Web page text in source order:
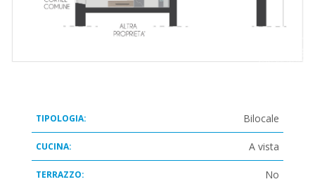
TIPOLOGIA: Bilocale
CUCINA: A vista
TERRAZZO: No